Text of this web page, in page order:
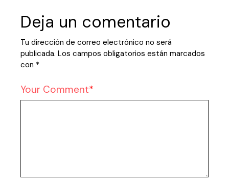
Deja un comentario
Tu dirección de correo electrónico no será
publicada. Los campos obligatorios están marcados
con *
Your Comment